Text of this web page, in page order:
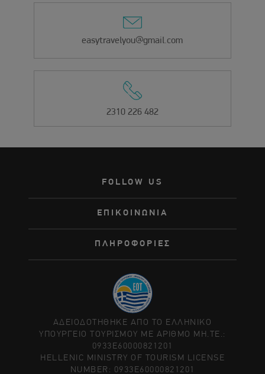
easytravelyou@gmail.com
2310 226 482
FOLLOW US
ΕΠΙΚΟΙΝΩΝΙΑ
ΠΛΗΡΟΦΟΡΙΕΣ
ΑΔΕΙΟΔΟΤΗΘΗΚΕ ΑΠΟ ΤΟ ΕΛΛΗΝΙΚΟ
ΥΠΟΥΡΓΕΙΟ ΤΟΥΡΙΣΜΟΥ ΜΕ ΑΡΙΘΜΟ ΜΗ.ΤΕ.:
0933Ε60000821201
HELLENIC MINISTRY OF TOURISM LICENSE
NUMBER: 0933Ε60000821201